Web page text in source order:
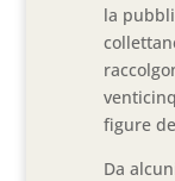
la
figure
Da